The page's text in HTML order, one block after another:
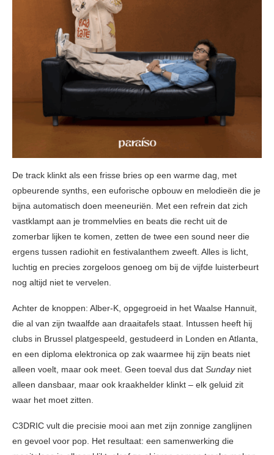
De track klinkt als een frisse bries op een warme dag, met
opbeurende synths, een euforische opbouw en melodieën die je
bijna automatisch doen meeneuriën. Met een refrein dat zich
vastklampt aan je trommelvlies en beats die recht uit de
zomerbar lijken te komen, zetten de twee een sound neer die
ergens tussen radiohit en festivalanthem zweeft. Alles is licht,
luchtig en precies zorgeloos genoeg om bij de vijfde luisterbeurt
nog altijd niet te vervelen.
Achter de knoppen: Alber-K, opgegroeid in het Waalse Hannuit,
die al van zijn twaalfde aan draaitafels staat. Intussen heeft hij
clubs in Brussel platgespeeld, gestudeerd in Londen en Atlanta,
en een diploma elektronica op zak waarmee hij zijn beats niet
alleen voelt, maar ook meet. Geen toeval dus dat Sundayniet
alleen dansbaar, maar ook kraakhelder klinkt – elk geluid zit
waar het moet zitten.
C3DRIC vult die precisie mooi aan met zijn zonnige zanglijnen
en gevoel voor pop. Het resultaat: een samenwerking die